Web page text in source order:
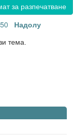
за разпечатване
50 Надолу
тема.